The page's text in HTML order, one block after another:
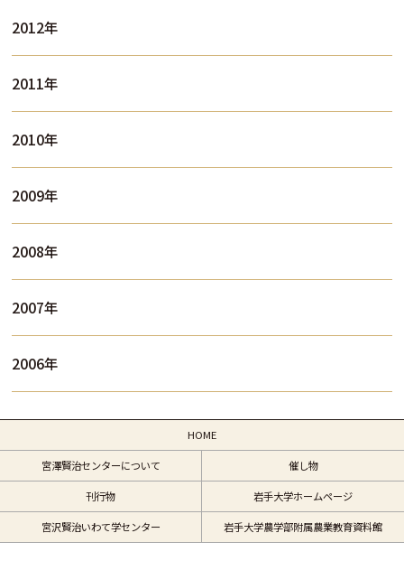
2012年
2011年
2010年
2009年
2008年
2007年
2006年
HOME
宮澤賢治センターについて 催し物
刊行物 岩手大学ホームページ
宮沢賢治いわて学センター 岩手大学農学部附属農業教育資料館